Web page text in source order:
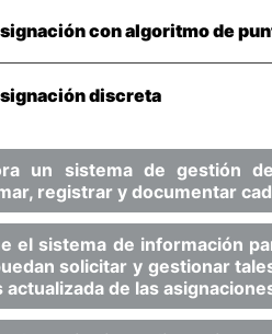
con algoritmo de
discreta
un sistema de gestión
registrar y documentar
el sistema de información
solicitar y gestionar
actualizada de las